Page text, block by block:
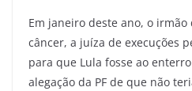
Em janeiro deste ano, o irmão
câncer, a juíza de execuções
para que Lula fosse ao
alegação da PF de que não